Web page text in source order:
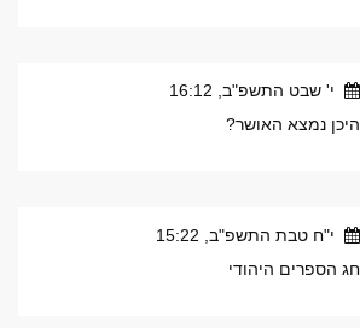
י' שבט התשפ"ב, 16:12
היכן נמצא האושר?
י"ח טבת התשפ"ב, 15:22
חג הספרים היהודי